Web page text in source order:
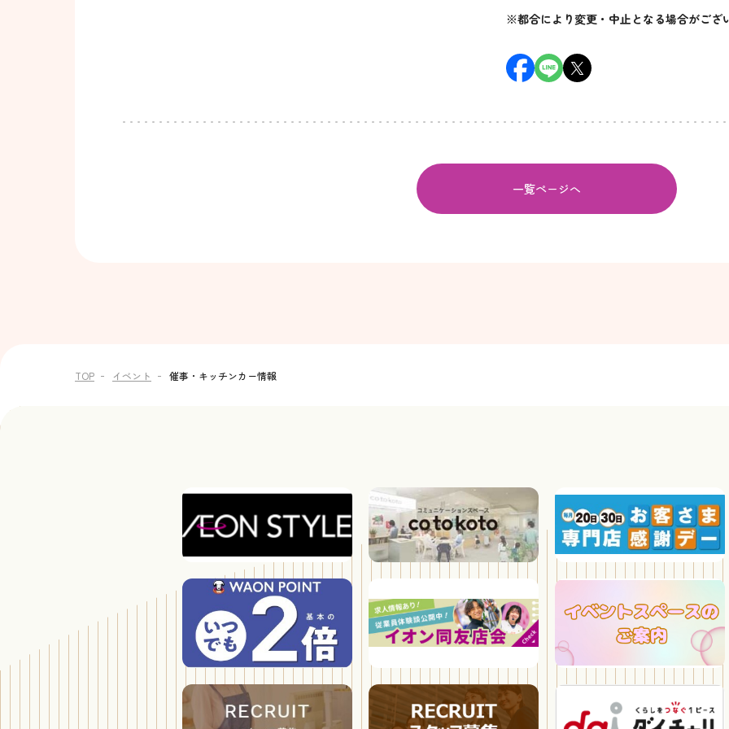
※都合により変更・中止となる場合がござ
一覧ページへ
TOP イベント 催事・キッチンカー情報